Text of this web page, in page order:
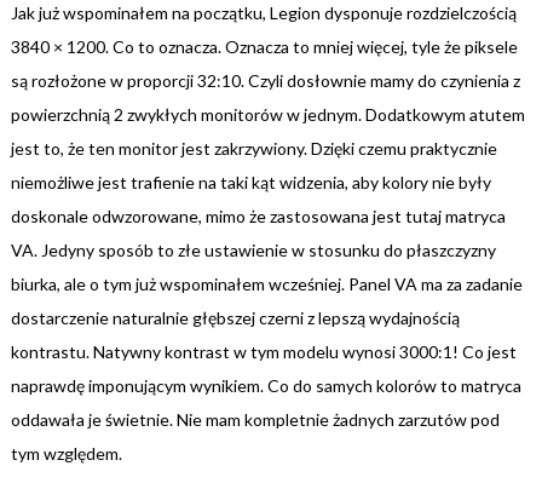
Jak już wspominałem na początku, Legion dysponuje rozdzielczością
3840 × 1200. Co to oznacza. Oznacza to mniej więcej, tyle że piksele
są rozłożone w proporcji 32:10. Czyli dosłownie mamy do czynienia z
powierzchnią 2 zwykłych monitorów w jednym. Dodatkowym atutem
jest to, że ten monitor jest zakrzywiony. Dzięki czemu praktycznie
niemożliwe jest trafienie na taki kąt widzenia, aby kolory nie były
doskonale odwzorowane, mimo że zastosowana jest tutaj matryca
VA. Jedyny sposób to złe ustawienie w stosunku do płaszczyzny
biurka, ale o tym już wspominałem wcześniej. Panel VA ma za zadanie
dostarczenie naturalnie głębszej czerni z lepszą wydajnością
kontrastu. Natywny kontrast w tym modelu wynosi 3000:1! Co jest
naprawdę imponującym wynikiem. Co do samych kolorów to matryca
oddawała je świetnie. Nie mam kompletnie żadnych zarzutów pod
tym względem.